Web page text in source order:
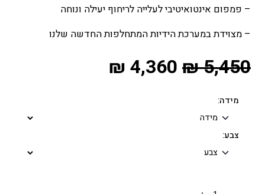
– פמפום אינטואיטיבי לעלייה לריחוף יעילה ונוחה
– מצוידת במערכת הידיות המתחלפות החדשה שלנו
מידה:
צבע:
₪5,450
₪ 4,360